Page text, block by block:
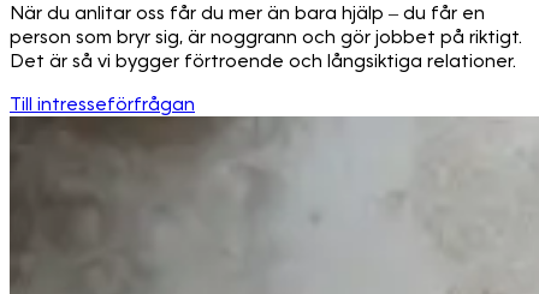
När du anlitar oss får du mer än bara hjälp – du får en
person som bryr sig, är noggrann och gör jobbet på riktigt.
Det är så vi bygger förtroende och långsiktiga relationer.
Till intresseförfrågan